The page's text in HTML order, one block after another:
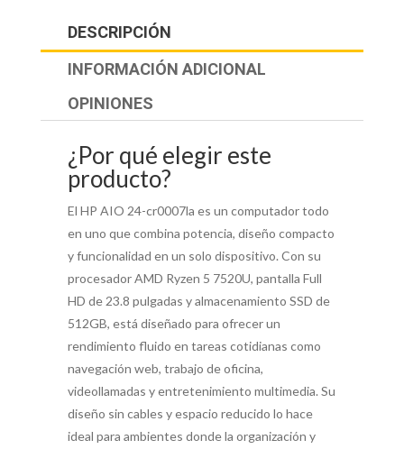
DESCRIPCIÓN
INFORMACIÓN ADICIONAL
OPINIONES
¿Por qué elegir este
producto?
El HP AIO 24-cr0007la es un computador todo
en uno que combina potencia, diseño compacto
y funcionalidad en un solo dispositivo. Con su
procesador AMD Ryzen 5 7520U, pantalla Full
HD de 23.8 pulgadas y almacenamiento SSD de
512GB, está diseñado para ofrecer un
rendimiento fluido en tareas cotidianas como
navegación web, trabajo de oficina,
videollamadas y entretenimiento multimedia. Su
diseño sin cables y espacio reducido lo hace
ideal para ambientes donde la organización y